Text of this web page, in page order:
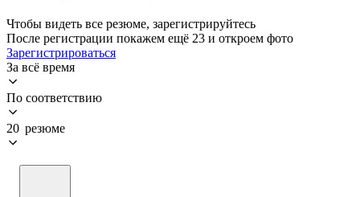
Чтобы видеть все резюме, зарегистрируйтесь
После регистрации покажем ещё 23 и откроем фото
Зарегистрироваться
За всё время
По соответствию
20 резюме